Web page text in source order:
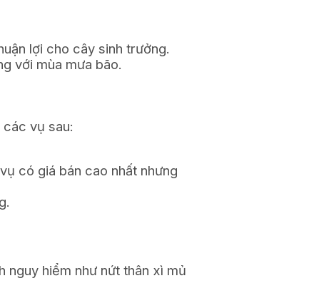
lợi cho cây sinh trưởng.
với mùa mưa bão.
vụ sau:
có giá bán cao nhất nhưng
nguy hiểm như nứt thân xì mủ